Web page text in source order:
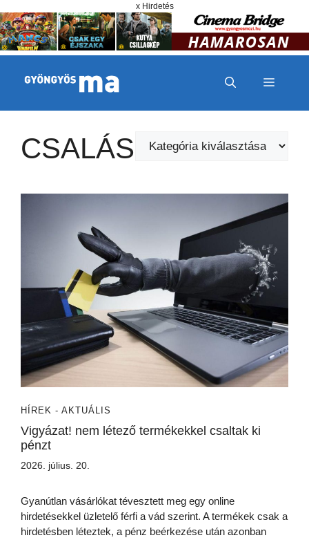
x Hirdetés
MENÜ
CSALÁS Kategóriák
HÍREK - AKTUÁLIS
Vigyázat! nem létező termékekkel csaltak ki
pénzt
2026. július. 20.
Gyanútlan vásárlókat tévesztett meg egy online
hirdetésekkel üzletelő férfi a vád szerint. A termékek csak a
hirdetésben léteztek, a pénz beérkezése után azonban